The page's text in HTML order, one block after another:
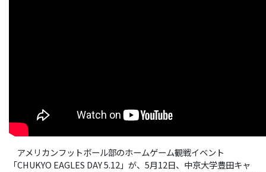
アメリカンフットボール部のホームゲーム観戦イベント
「CHUKYO EAGLES DAY 5.12」が、5月12日、中京大学豊田キャ